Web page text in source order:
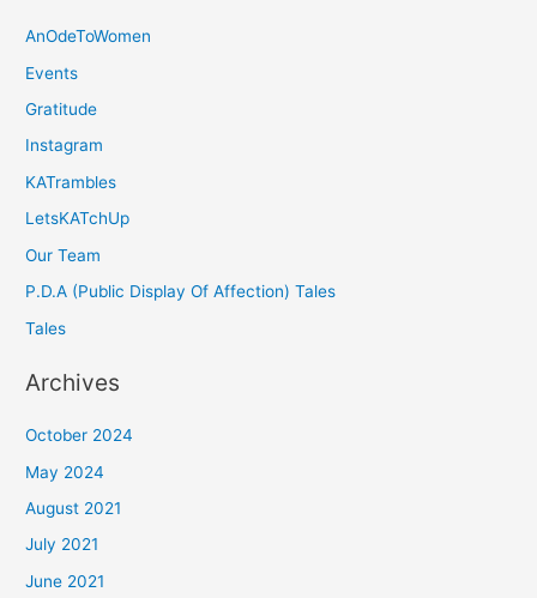
AnOdeToWomen
Events
Gratitude
Instagram
KATrambles
LetsKATchUp
Our Team
P.D.A (Public Display Of Affection) Tales
Tales
Archives
October 2024
May 2024
August 2021
July 2021
June 2021